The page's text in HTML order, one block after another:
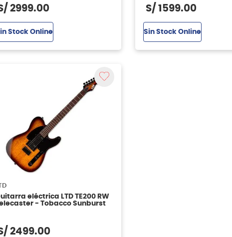
2999.00
Stock Online
S/ 1599.00
Sin Stock Online
eléctrica LTD TE200 RW
- Tobacco Sunburst
2499.00